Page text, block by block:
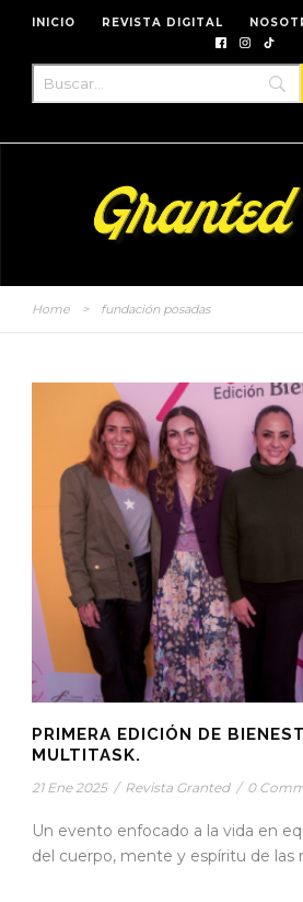
INICIO REVISTA DIGITAL
Home > fundación posadas
PRIMERA EDICIÓN DE
MULTITASK.
21 Ene 2025 / Revista Granted / 0
Un evento enfocado a la vida en
del cuerpo, mente y espíritu de las